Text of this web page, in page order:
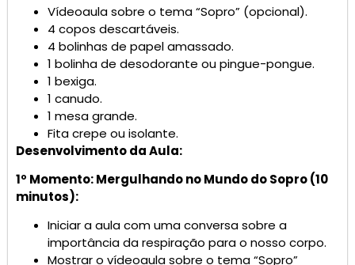
Vídeoaula sobre o tema “Sopro” (opcional).
4 copos descartáveis.
4 bolinhas de papel amassado.
1 bolinha de desodorante ou pingue-pongue.
1 bexiga.
1 canudo.
1 mesa grande.
Fita crepe ou isolante.
Desenvolvimento da Aula:
1º Momento: Mergulhando no Mundo do Sopro (10
minutos):
Iniciar a aula com uma conversa sobre a
importância da respiração para o nosso corpo.
Mostrar o vídeoaula sobre o tema “Sopro”